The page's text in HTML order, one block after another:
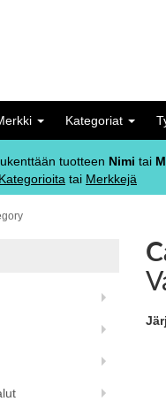
Kategoriat
tuotteen Nimi tai
Kategorioita tai Merkkejä